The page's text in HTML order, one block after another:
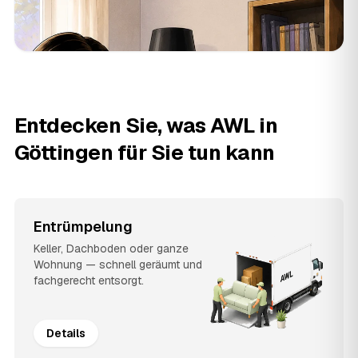
Entdecken Sie, was AWL in
Göttingen für Sie tun kann
Entrümpelung
Keller, Dachboden oder ganze
Wohnung — schnell geräumt und
fachgerecht entsorgt.
Details